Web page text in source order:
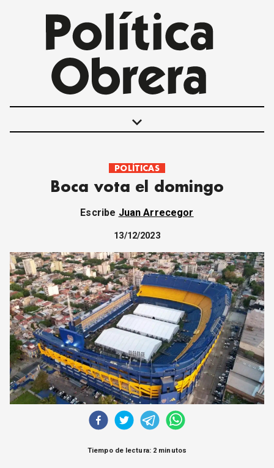
keyboard_arrow_down
POLÍTICAS
INTERNACIONALES
MUJER
ECONOMÍA
SOCIEDAD Y CULTURA
JUVENTUD
CORREO DE LECTORES
DEBATE
ARCHIVO
DECLARACIONES
OPINIÓN
ALTAMIRA RESPONDE
Política Obrera Revista
CONTACTO
POLÍTICAS
Boca vota el domingo
Escribe Juan Arrecegor
13/12/2023
Tiempo de lectura: 2 minutos